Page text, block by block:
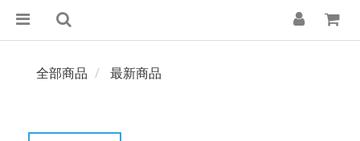
全部商品 最新商品